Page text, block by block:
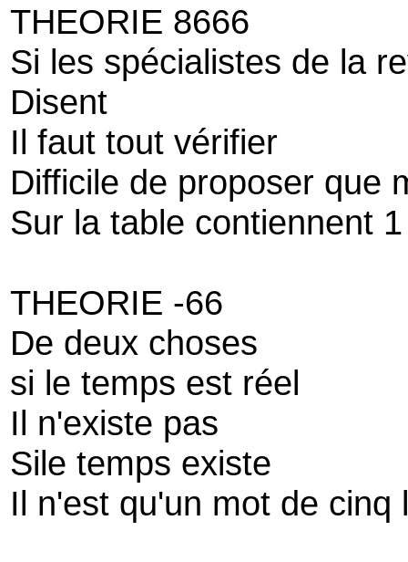
THEORIE 8666
Si les spécialistes de la
Disent
Il faut tout vérifier
Difficile de proposer que
Sur la table contiennent
THEORIE -66
De deux choses
si le temps est réel
Il n'existe pas
Sile temps existe
Il n'est qu'un mot de cinq